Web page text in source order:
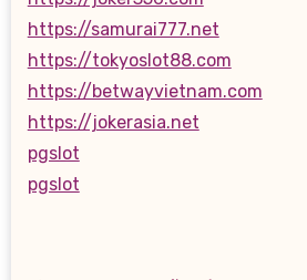
https://samurai777.net
https://tokyoslot88.com
https://betwayvietnam.com
https://jokerasia.net
pgslot
pgslot